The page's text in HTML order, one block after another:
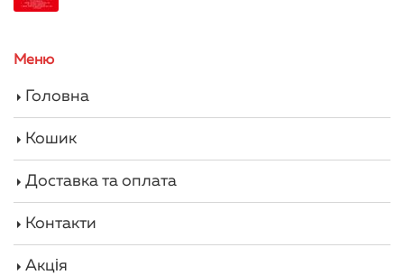
Меню
Головна
Кошик
Доставка та оплата
Контакти
Акція